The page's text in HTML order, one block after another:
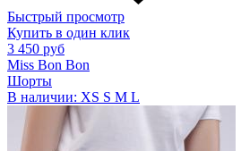
Быстрый просмотр
Купить в один клик
3 450 руб
Miss Bon Bon
Шорты
В наличии: XS S M L